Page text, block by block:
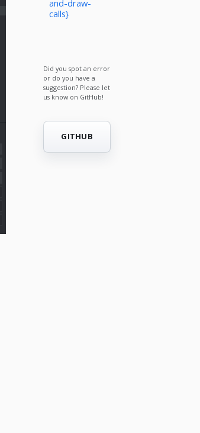
and-draw-
calls}
Did you spot an error
or do you have a
suggestion? Please let
us know on GitHub!
GITHUB